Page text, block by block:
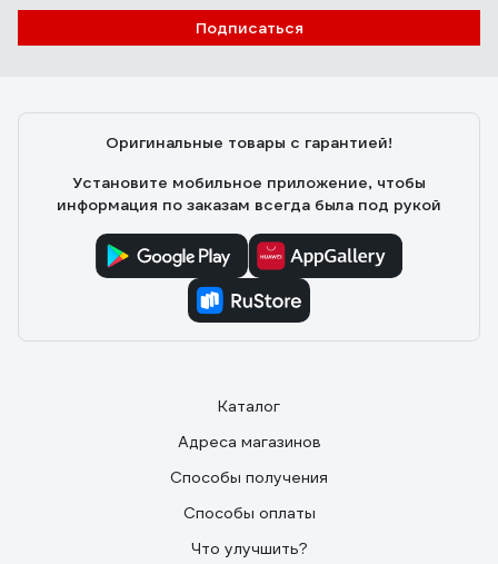
Подписаться
Оригинальные товары с гарантией!
Установите мобильное приложение, чтобы
информация по заказам всегда была под рукой
Каталог
Адреса магазинов
Способы получения
Способы оплаты
Что улучшить?